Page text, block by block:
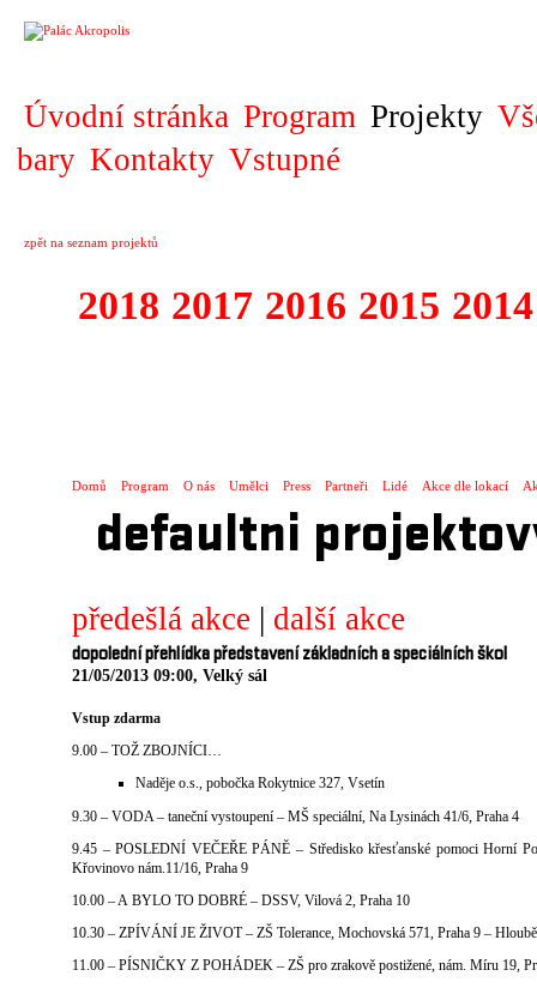
Úvodní stránka Program Projekty
bary Kontakty Vstupné
zpět na seznam projektů
2018 2017 2016 2015 2014
Domů Program O nás Umělci Press Partneři Lidé Akce dle lokací
defaultni
předešlá akce | další akce
dopolední přehlídka představení základních a speciálních škol
21/05/2013 09:00, Velký sál
Vstup zdarma
9.00 – TOŽ ZBOJNÍCI…
Naděje o.s., pobočka Rokytnice 327, Vsetín
9.30 – VODA – taneční vystoupení – MŠ speciální, Na Lysinách 41/6, Praha 4
9.45 – POSLEDNÍ VEČEŘE PÁNĚ – Středisko křesťanské pomoci Horní
Křovinovo nám.11/16, Praha 9
10.00 – A BYLO TO DOBRÉ – DSSV, Vilová 2, Praha 10
10.30 – ZPÍVÁNÍ JE ŽIVOT – ZŠ Tolerance, Mochovská 571, Praha 9 –
11.00 – PÍSNIČKY Z POHÁDEK – ZŠ pro zrakově postižené, nám. Míru 19,